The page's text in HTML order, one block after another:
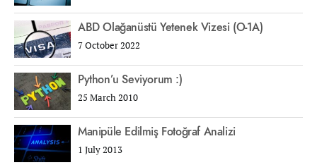
ABD Olağanüstü Yetenek Vizesi (O-1A)
7 October 2022
Python’u Seviyorum :)
25 March 2010
Manipüle Edilmiş Fotoğraf Analizi
1 July 2013